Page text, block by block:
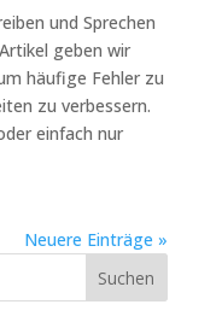
und Sprechen
geben wir
häufige Fehler zu
zu verbessern.
einfach nur
Neuere Einträge »